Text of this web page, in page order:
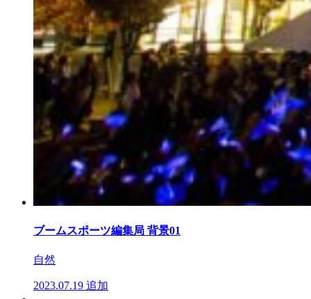
ブームスポーツ編集局 背景01
自然
2023.07.19 追加